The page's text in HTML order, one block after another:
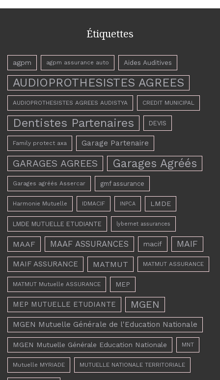
Étiquettes
agpm agpm assurance auto Aides Auditives
AUDIOPROTHESISTES AGREES
AUDIOPROTHESISTES AGREES AUDISTYA CREDIT MUNICIPAL
Dentistes Partenaires DEVIS
Family protect axa Garage Partenaire
GARAGES AGREES Garages Agréés
Garages agréés Assercar gmf assurance
Harmonie Mutuelle IDMACIF INPCA LMDE
LMDE MUTUELLE ETUDIANTE lybernet assurances
MAAF MAAF ASSURANCES macif MAIF
MAIF ASSURANCE MATMUT MATMUT ASSURANCE
MATMUT Mutuelle ASSURANCE MEP
MEP MUTUELLE ETUDIANTE MGEN
MGEN Mutuelle Générale de l'Education Nationale
MGEN Mutuelle Générale Education Nationale MNT
Mutuelle MYRIADE MUTUELLE NATIONALE TERRITORIALE